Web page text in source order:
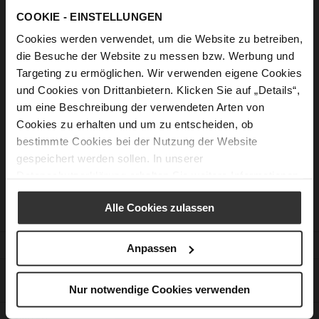
COOKIE - EINSTELLUNGEN
Cookies werden verwendet, um die Website zu betreiben,
die Besuche der Website zu messen bzw. Werbung und
Targeting zu ermöglichen. Wir verwenden eigene Cookies
und Cookies von Drittanbietern. Klicken Sie auf „Details“,
um eine Beschreibung der verwendeten Arten von
Cookies zu erhalten und um zu entscheiden, ob
bestimmte Cookies bei der Nutzung der Website
gespeichert werden sollen. In unserer
Alle Cookies zulassen
Anpassen
Nur notwendige Cookies verwenden
New Customers
Creating an account has many benefits: check out faster, keep
more than one address, track orders and more.
COMPANY